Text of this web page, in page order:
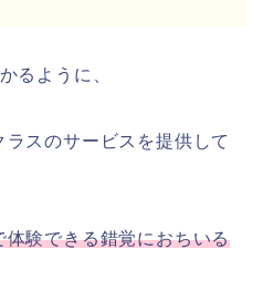
るように、
スのサービスを提供して
験できる錯覚におちいる